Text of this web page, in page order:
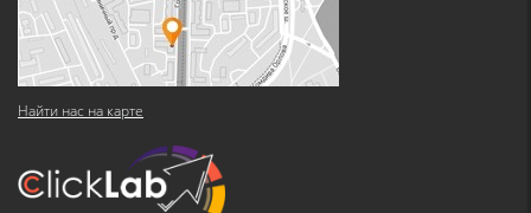
Найти нас на карте